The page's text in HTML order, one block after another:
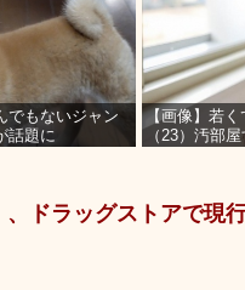
でもないジャン
話題に
【画像】若く
（23）汚部
、ドラッグストアで